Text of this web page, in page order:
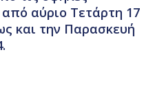
αύριο Τετάρτη 17
και την Παρασκευή